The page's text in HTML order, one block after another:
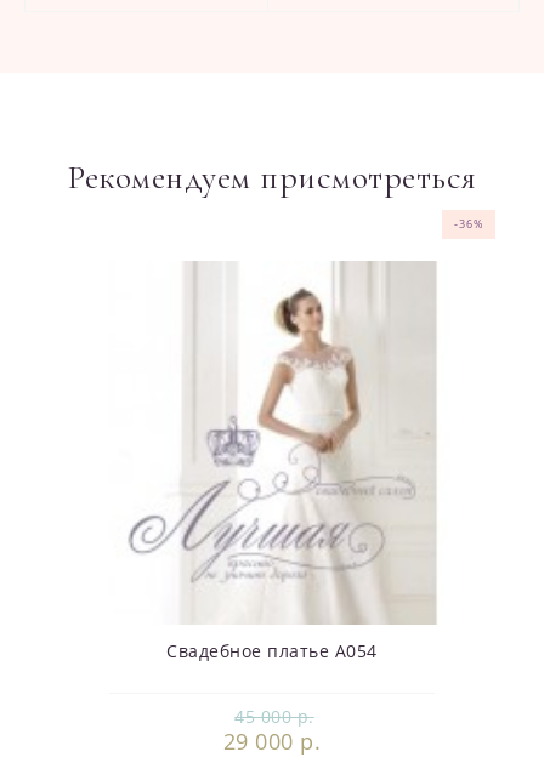
Рекомендуем присмотреться
-36%
Свадебное платье А054
45 000 р.
29 000 р.
-36%
-36%
-37%
-36%
-36%
-36%
-36%
-36%
-36%